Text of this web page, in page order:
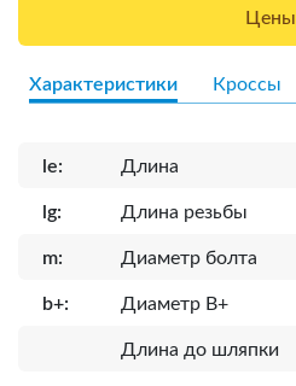
Цены
Характеристики Кроссы
le: Длина
lg: Длина резьбы
m: Диаметр болта
b+: Диаметр B+
Длина до шляпки